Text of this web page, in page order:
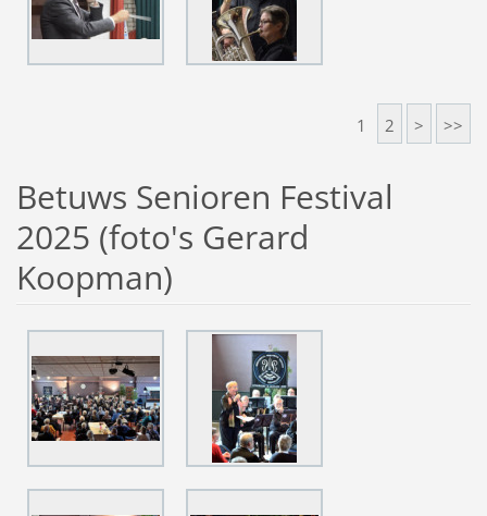
1 2 > >>
Betuws Senioren Festival
2025 (foto's Gerard
Koopman)